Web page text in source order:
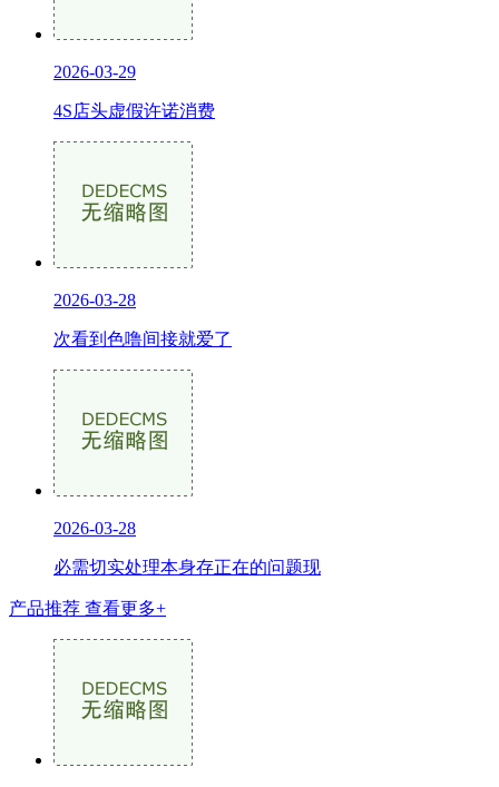
2026-03-29
4S店头虚假许诺消费
2026-03-28
次看到色噜间接就爱了
2026-03-28
必需切实处理本身存正在的问题现
产品推荐 查看更多+